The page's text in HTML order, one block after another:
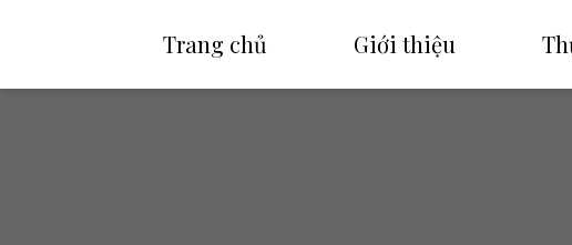
Trang chủ Giới thiệu